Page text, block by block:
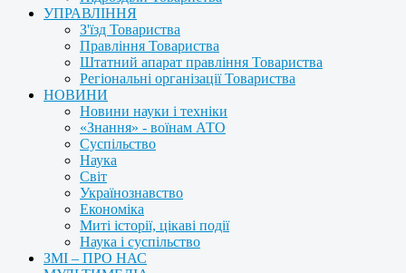
УПРАВЛІННЯ
З'їзд Товариства
Правління Товариства
Штатний апарат правління Товариства
Регіональні організації Товариства
НОВИНИ
Новини науки і техніки
«Знання» - воїнам АТО
Суспільство
Наука
Світ
Українознавство
Економіка
Миті історії, цікаві події
Наука і суспільство
ЗМІ – ПРО НАС